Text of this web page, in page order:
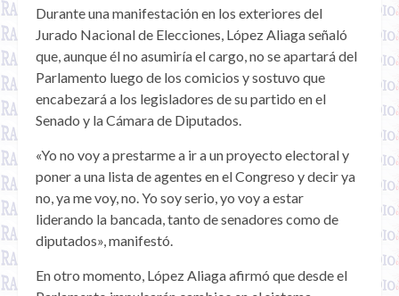
Durante una manifestación en los exteriores del
Jurado Nacional de Elecciones, López Aliaga señaló
que, aunque él no asumiría el cargo, no se apartará del
Parlamento luego de los comicios y sostuvo que
encabezará a los legisladores de su partido en el
Senado y la Cámara de Diputados.
«Yo no voy a prestarme a ir a un proyecto electoral y
poner a una lista de agentes en el Congreso y decir ya
no, ya me voy, no. Yo soy serio, yo voy a estar
liderando la bancada, tanto de senadores como de
diputados», manifestó.
En otro momento, López Aliaga afirmó que desde el